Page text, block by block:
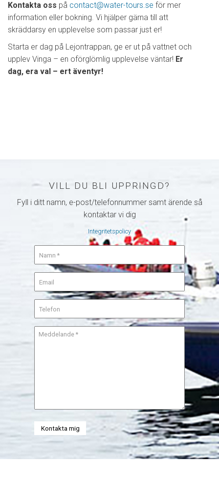
Kontakta oss på contact@water-tours.se för mer
information eller bokning. Vi hjälper gärna till att
skräddarsy en upplevelse som passar just er!
Starta er dag på Lejontrappan, ge er ut på vattnet och
upplev Vinga – en oförglömlig upplevelse väntar! Er
dag, era val – ert äventyr!
VILL DU BLI UPPRINGD?
Fyll i ditt namn, e-post/telefonnummer samt ärende så
kontaktar vi dig
Integritetspolicy
Kontakta mig